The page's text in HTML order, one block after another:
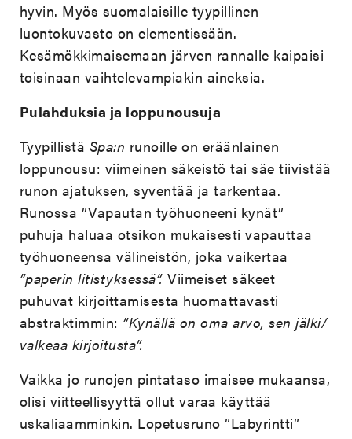
hyvin. Myös suomalaisille tyypillinen
luontokuvasto on elementissään.
Kesämökkimaisemaan järven rannalle kaipaisi
toisinaan vaihtelevampiakin aineksia.
Pulahduksia ja loppunousuja
Tyypillistä Spa:n runoille on eräänlainen
loppunousu: viimeinen säkeistö tai säe tiivistää
runon ajatuksen, syventää ja tarkentaa.
Runossa ”Vapautan työhuoneeni kynät”
puhuja haluaa otsikon mukaisesti vapauttaa
työhuoneensa välineistön, joka vaikertaa
”paperin litistyksessä”. Viimeiset säkeet
puhuvat kirjoittamisesta huomattavasti
abstraktimmin: ”Kynällä on oma arvo, sen jälki/
valkeaa kirjoitusta”.
Vaikka jo runojen pintataso imaisee mukaansa,
olisi viitteellisyyttä ollut varaa käyttää
uskaliaamminkin. Lopetusruno ”Labyrintti”